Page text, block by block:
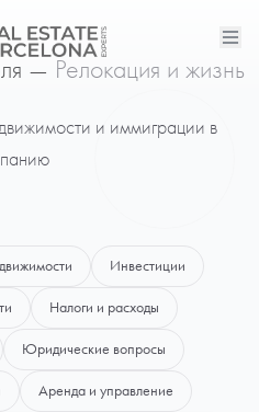
— Релокация и жизнь
и иммиграции в
Инвестиции
Налоги и расходы
Юридические вопросы
Аренда и управление